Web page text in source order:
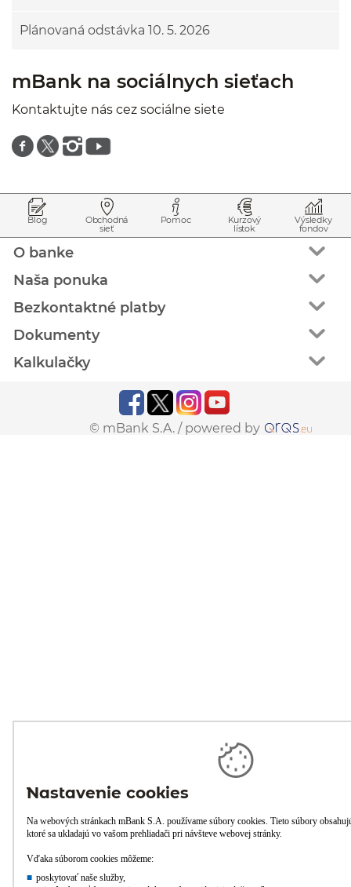
Plánovaná odstávka 10. 5. 2026
mBank na sociálnych sieťach
Kontaktujte nás cez sociálne siete
Znajdź nas na facebooku
Znajdź nas na twitterze
Znajdź nas na instagramie
Znajdź nas na youtube
Prejsť na začiatok stránky
Preskočiť na začiatok obsahu
Blog Obchodná
sieť
Pomoc Kurzový
lístok
Výsledky
fondov
O banke
Naša ponuka
Bezkontaktné platby
Dokumenty
Kalkulačky
© mBank S.A. / powered by